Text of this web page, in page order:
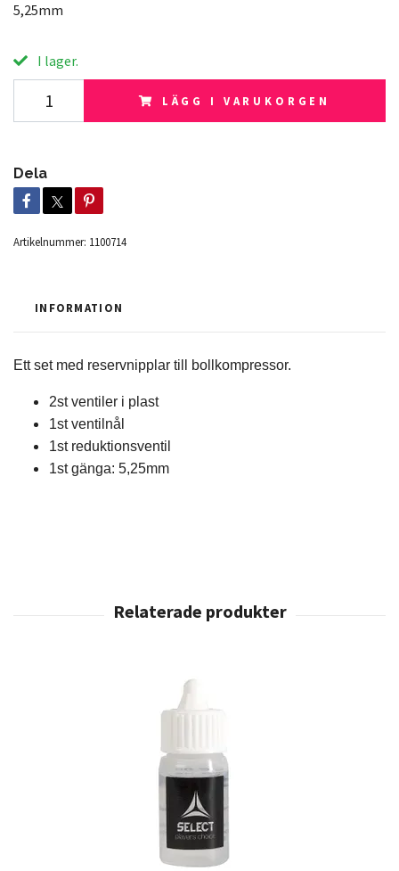
5,25mm
I lager.
LÄGG I VARUKORGEN
Dela
Artikelnummer: 1100714
INFORMATION
Ett set med reservnipplar till bollkompressor.
2st ventiler i plast
1st ventilnål
1st reduktionsventil
1st gänga: 5,25mm